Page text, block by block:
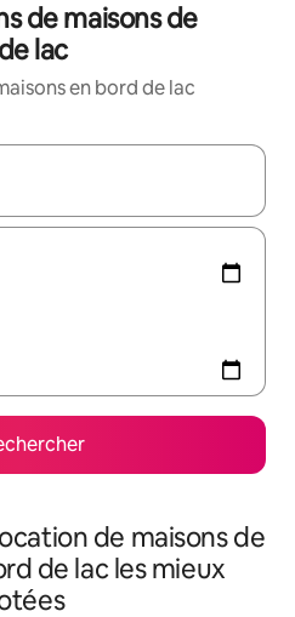
de maisons de
lac
en bord de lac
utilisez les flèches vers le
de maisons de
de lac les mieux